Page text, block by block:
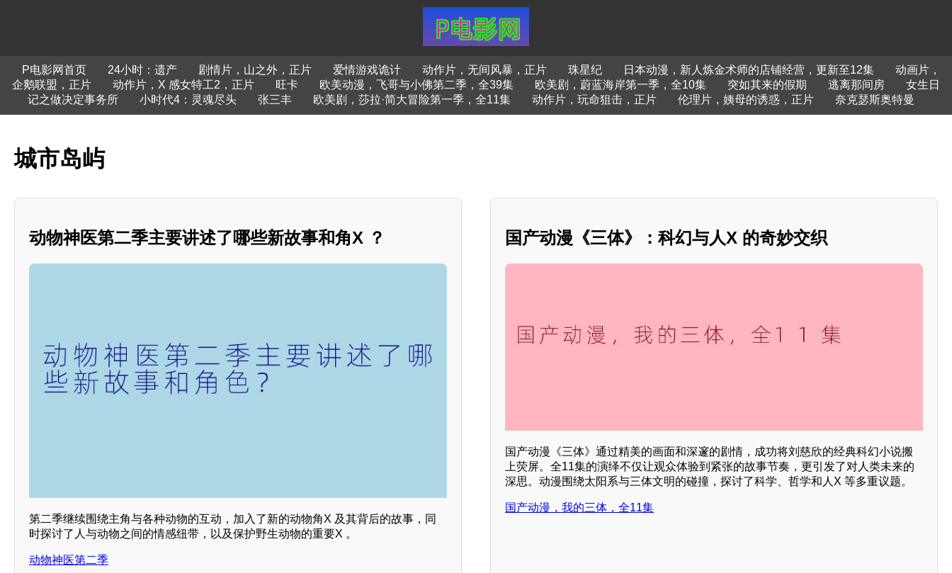
P电影网首页 24小时：遗产 剧情片，山之外，正片 爱情游戏诡计 动作片，无间风暴，正片 珠星纪 日本动漫，新人炼金术师的店铺经营，更新至12集
动画片，
企鹅联盟，正片
动作片，X 感女特工2，正片 旺卡 欧美动漫，飞哥与小佛第二季，全39集 欧美剧，蔚蓝海岸第一季，全10集 突如其来的假期 逃离那间房
女生日
记之做决定事务所
小时代4：灵魂尽头 张三丰 欧美剧，莎拉·简大冒险第一季，全11集 动作片，玩命狙击，正片 伦理片，姨母的诱惑，正片 奈克瑟斯奥特曼
城市岛屿
动物神医第二季主要讲述了哪些新故事和角X ？
第二季继续围绕主角与各种动物的互动，加入了新的动物角X 及其背后的故事，同
时探讨了人与动物之间的情感纽带，以及保护野生动物的重要X 。
动物神医第二季
国产动漫《三体》：科幻与人X 的奇妙交织
国产动漫《三体》通过精美的画面和深邃的剧情，成功将刘慈欣的经典科幻小说搬
上荧屏。全11集的演绎不仅让观众体验到紧张的故事节奏，更引发了对人类未来的
深思。动漫围绕太阳系与三体文明的碰撞，探讨了科学、哲学和人X 等多重议题。
国产动漫，我的三体，全11集